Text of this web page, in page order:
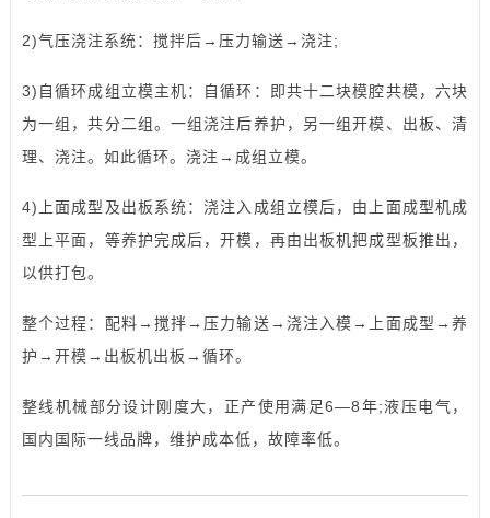
2)气压浇注系统：搅拌后→压力输送→浇注;
3)自循环成组立模主机：自循环：即共十二块模腔共模，六块
为一组，共分二组。一组浇注后养护，另一组开模、出板、清
理、浇注。如此循环。浇注→成组立模。
4)上面成型及出板系统：浇注入成组立模后，由上面成型机成
型上平面，等养护完成后，开模，再由出板机把成型板推出，
以供打包。
整个过程：配料→搅拌→压力输送→浇注入模→上面成型→养
护→开模→出板机出板→循环。
整线机械部分设计刚度大，正产使用满足6—8年;液压电气，
国内国际一线品牌，维护成本低，故障率低。